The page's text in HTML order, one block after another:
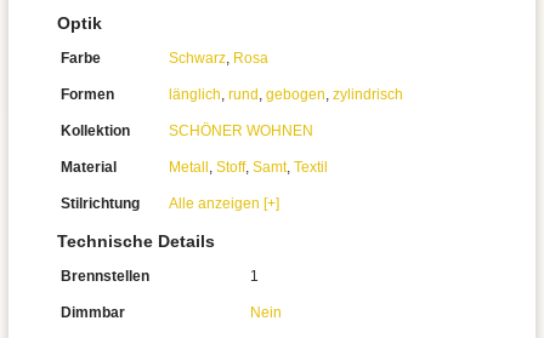
Optik
Farbe Schwarz, Rosa
Formen länglich, rund , gebogen, zylindrisch
Kollektion SCHÖNER WOHNEN
Material Metall , Stoff, Samt, Textil
Stilrichtung Alle anzeigen [+]
Technische Details
Brennstellen 1
Dimmbar Nein